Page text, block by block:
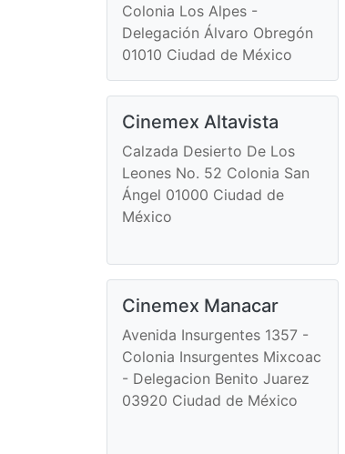
Colonia Los Alpes -
Delegación Álvaro Obregón
01010 Ciudad de México
Cinemex Altavista
Calzada Desierto De Los
Leones No. 52 Colonia San
Ángel 01000 Ciudad de
México
Cinemex Manacar
Avenida Insurgentes 1357 -
Colonia Insurgentes Mixcoac
- Delegacion Benito Juarez
03920 Ciudad de México